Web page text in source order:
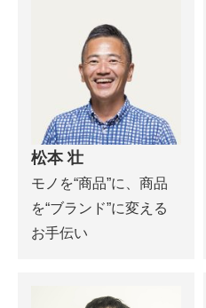
松本 壮
モノを“商品”に、商品
を“ブランド”に変える
お手伝い